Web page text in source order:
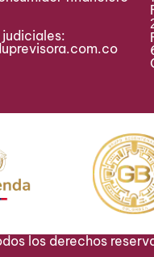
los derechos